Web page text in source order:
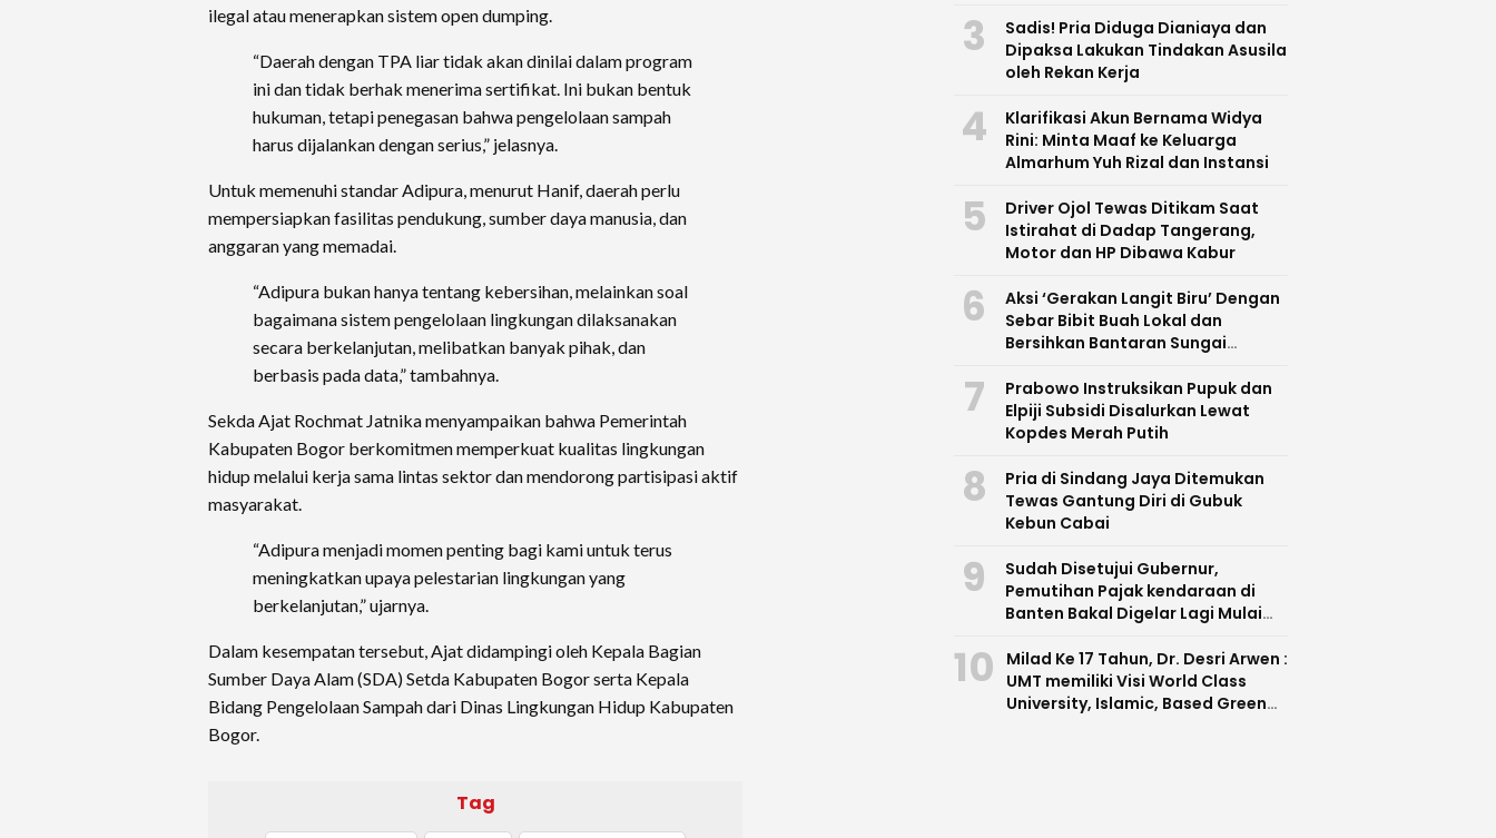
ilegal atau menerapkan sistem open dumping.
“Daerah dengan TPA liar tidak akan dinilai dalam program
ini dan tidak berhak menerima sertifikat. Ini bukan bentuk
hukuman, tetapi penegasan bahwa pengelolaan sampah
harus dijalankan dengan serius,” jelasnya.
Untuk memenuhi standar Adipura, menurut Hanif, daerah perlu
mempersiapkan fasilitas pendukung, sumber daya manusia, dan
anggaran yang memadai.
“Adipura bukan hanya tentang kebersihan, melainkan soal
bagaimana sistem pengelolaan lingkungan dilaksanakan
secara berkelanjutan, melibatkan banyak pihak, dan
berbasis pada data,” tambahnya.
Sekda Ajat Rochmat Jatnika menyampaikan bahwa Pemerintah
Kabupaten Bogor berkomitmen memperkuat kualitas lingkungan
hidup melalui kerja sama lintas sektor dan mendorong partisipasi aktif
masyarakat.
“Adipura menjadi momen penting bagi kami untuk terus
meningkatkan upaya pelestarian lingkungan yang
berkelanjutan,” ujarnya.
Dalam kesempatan tersebut, Ajat didampingi oleh Kepala Bagian
Sumber Daya Alam (SDA) Setda Kabupaten Bogor serta Kepala
Bidang Pengelolaan Sampah dari Dinas Lingkungan Hidup Kabupaten
Bogor.
Tag
3
Sadis! Pria Diduga Dianiaya dan
Dipaksa Lakukan Tindakan Asusila
oleh Rekan Kerja
4
Klarifikasi Akun Bernama Widya
Rini: Minta Maaf ke Keluarga
Almarhum Yuh Rizal dan Instansi
5
Driver Ojol Tewas Ditikam Saat
Istirahat di Dadap Tangerang,
Motor dan HP Dibawa Kabur
6
Aksi ‘Gerakan Langit Biru’ Dengan
Sebar Bibit Buah Lokal dan
Bersihkan Bantaran Sungai
7
Prabowo Instruksikan Pupuk dan
Elpiji Subsidi Disalurkan Lewat
Kopdes Merah Putih
8
Pria di Sindang Jaya Ditemukan
Tewas Gantung Diri di Gubuk
Kebun Cabai
9
Sudah Disetujui Gubernur,
Pemutihan Pajak kendaraan di
Banten Bakal Digelar Lagi Mulai
10
Milad Ke 17 Tahun, Dr. Desri Arwen :
UMT memiliki Visi World Class
University, Islamic, Based Green